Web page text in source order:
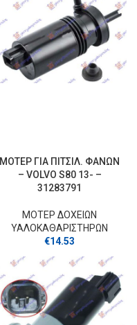
ΜΟΤΕΡ ΓΙΑ ΠΙΤΣΙΛ. ΦΑΝΩΝ
– VOLVO S80 13- –
31283791
ΜΟΤΕΡ ΔΟΧΕΙΩΝ
ΥΑΛΟΚΑΘΑΡΙΣΤΗΡΩΝ
€14.53